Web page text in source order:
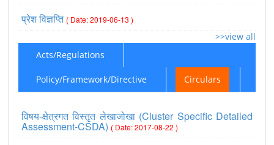
प्रेश विज्ञप्ति ( Date: 2019-06-13 )
>>view all
Acts/Regulations
Policy/Framework/Directive Circulars
विषय-क्षेत्रगत विस्तृत लेखाजोखा (Cluster Specific Detailed
Assessment-CSDA) ( Date: 2017-08-22 )